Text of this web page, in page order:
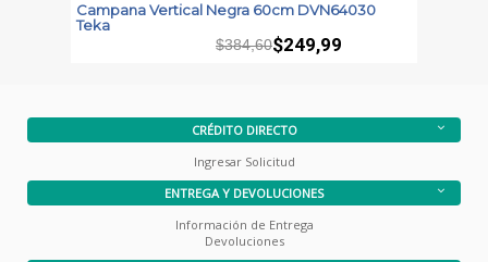
Campana Vertical Negra 60cm DVN64030
Teka
$384,60$249,99
CRÉDITO DIRECTO
Ingresar Solicitud
ENTREGA Y DEVOLUCIONES
Información de Entrega
Devoluciones